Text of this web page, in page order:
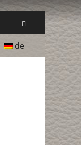
Suchen
de